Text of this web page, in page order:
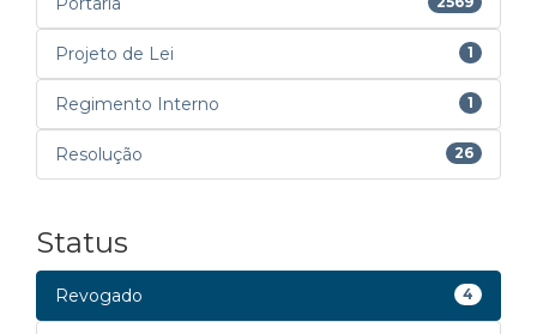
Projeto de Lei 1
Regimento Interno 1
Resolução 26
Status
Revogado 4